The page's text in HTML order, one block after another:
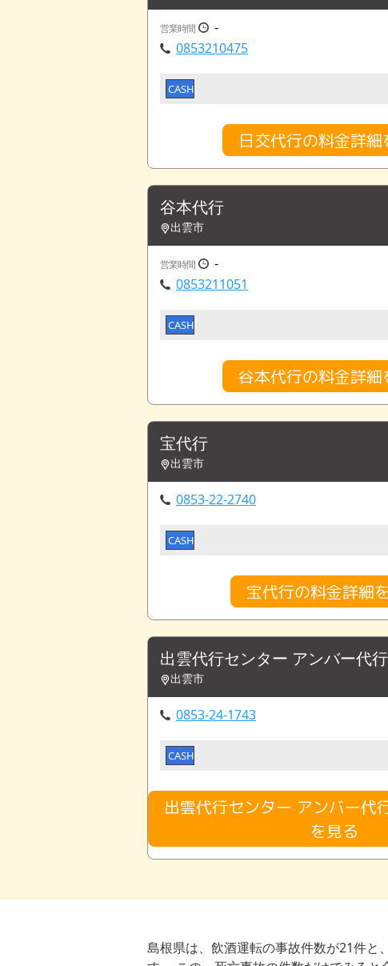
営業時間
-
0853210475
CASH
日交代行の料金詳細
谷本代行
出雲市
営業時間
-
0853211051
CASH
谷本代行の料金詳細
宝代行
出雲市
0853-22-2740
CASH
宝代行の料金詳細
出雲代行センター アンバー代
出雲市
0853-24-1743
CASH
出雲代行センター アンバー代
を見る
島根県は、飲酒運転の事故件数が21件と